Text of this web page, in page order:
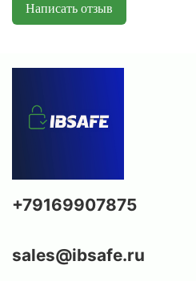
Написать отзыв
+79169907875
sales@ibsafe.ru